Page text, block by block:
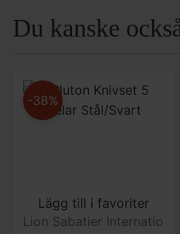
Du kanske
-38%
Lägg till i favoriter
Lion Sabatier International